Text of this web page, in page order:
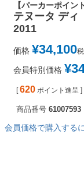
【パーカーポイン
テヌータ ディ
2011
価格 ¥34,100
会員特別価格 ¥
[ 620 ポイント進呈 ]
商品番号 61007593
会員価格で購入する